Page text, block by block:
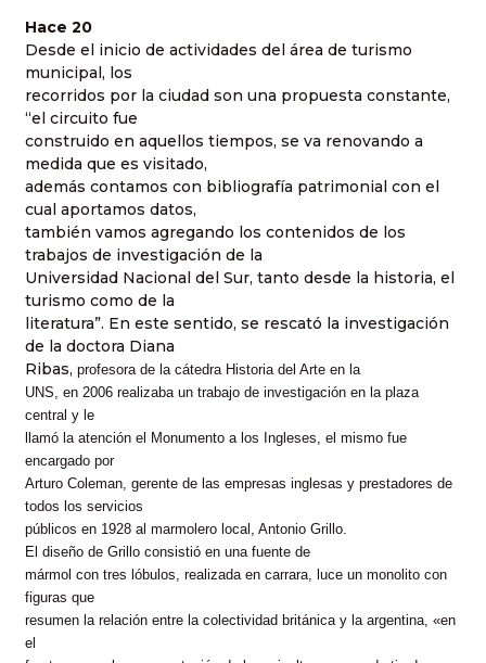
Hace 20
Desde el inicio de actividades del área de turismo
municipal, los
recorridos por la ciudad son una propuesta constante,
“el circuito fue
construido en aquellos tiempos, se va renovando a
medida que es visitado,
además contamos con bibliografía patrimonial con el
cual aportamos datos,
también vamos agregando los contenidos de los
trabajos de investigación de la
Universidad Nacional del Sur, tanto desde la historia, el
turismo como de la
literatura”. En este sentido, se rescató la investigación
de la doctora Diana
Ribas, profesora de la cátedra Historia del Arte en la
UNS, en 2006 realizaba un trabajo de investigación en la plaza
central y le
llamó la atención el Monumento a los Ingleses, el mismo fue
encargado por
Arturo Coleman, gerente de las empresas inglesas y prestadores de
todos los servicios
públicos en 1928 al marmolero local, Antonio Grillo.
El diseño de Grillo consistió en una fuente de
mármol con tres lóbulos, realizada en carrara, luce un monolito con
figuras que
resumen la relación entre la colectividad británica y la argentina, «en
el